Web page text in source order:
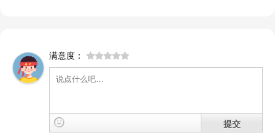
满意度：
提交